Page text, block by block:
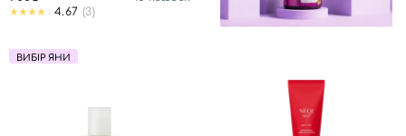
4.67 (3)
ВИБІР ЯНИ